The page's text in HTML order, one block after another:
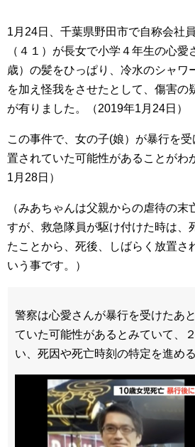
1月24日、千葉県野田市で自称会社
（４１）が長女で小学４年生の心愛
歳）の髪をひっぱり、冷水のシャワ
を加え怪我をさせたとして、傷害の
が有りました。（2019年1月24日）
この事件で、女の子(娘）が暴行を
置されていた可能性があることがわ
1月28日）
（みあちゃんは父親からの虐待の末
すが、救急隊員が駆け付けた時は、
たことから、死後、しばらく放置さ
いう事です。）
警察は心愛さんが暴行を受けたあ
ていた可能性があるとみていて、
い、死因や死亡時刻の特定を進め